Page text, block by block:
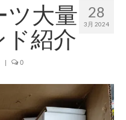
28
3月 2024
ツ大量
ド紹介
| 0